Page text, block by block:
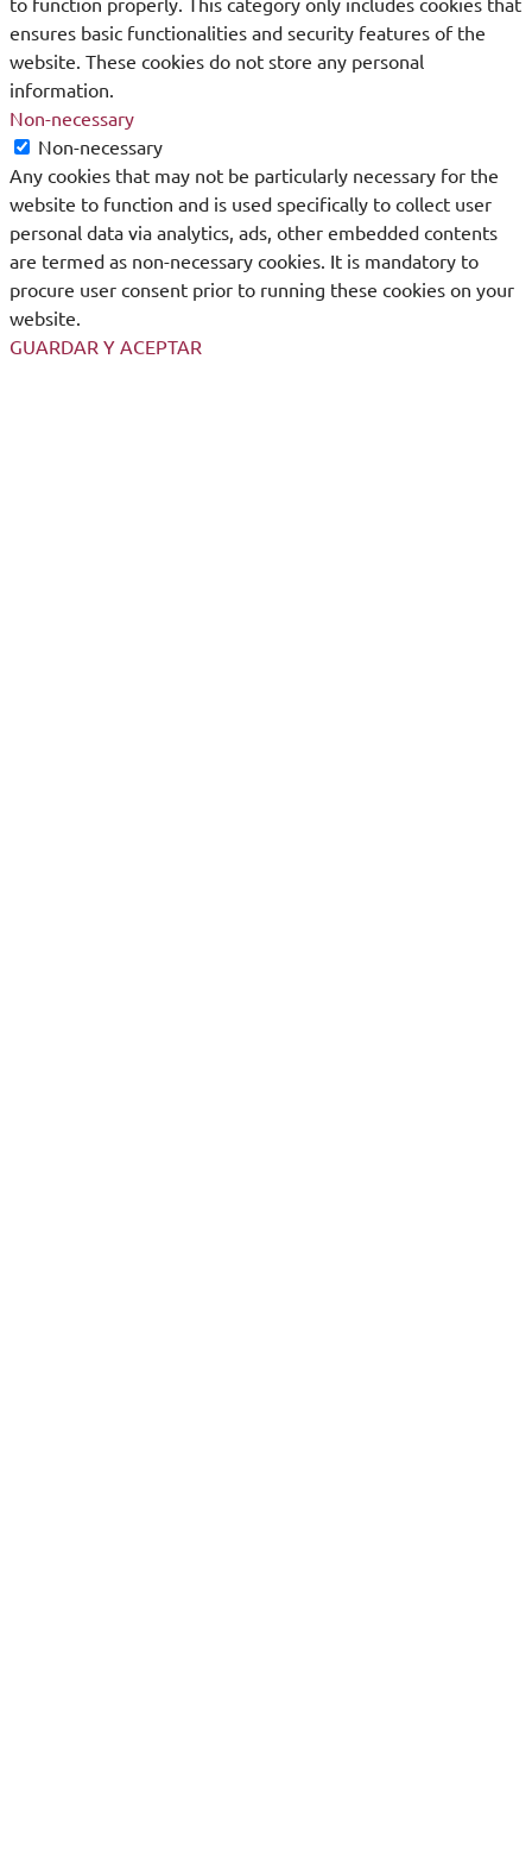
ensures basic functionalities and security features of the
website. These cookies do not store any personal
information.
Non-necessary
Non-necessary
Any cookies that may not be particularly necessary for the
website to function and is used specifically to collect user
personal data via analytics, ads, other embedded contents
are termed as non-necessary cookies. It is mandatory to
procure user consent prior to running these cookies on your
website.
GUARDAR Y ACEPTAR